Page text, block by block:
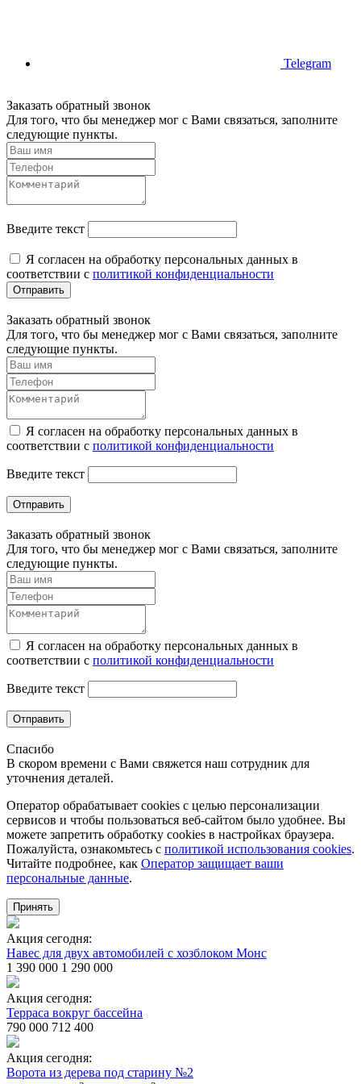
Telegram
Заказать обратный звонок
Для того, что бы менеджер мог с Вами связаться, заполните
следующие пункты.
Введите текст
Я согласен на обработку персональных данных в
соответствии с политикой конфиденциальности
Отправить
Заказать обратный звонок
Для того, что бы менеджер мог с Вами связаться, заполните
следующие пункты.
Я согласен на обработку персональных данных в
соответствии с политикой конфиденциальности
Введите текст
Отправить
Заказать обратный звонок
Для того, что бы менеджер мог с Вами связаться, заполните
следующие пункты.
Я согласен на обработку персональных данных в
соответствии с политикой конфиденциальности
Введите текст
Отправить
Спасибо
В скором времени с Вами свяжется наш сотрудник для
уточнения деталей.
Оператор обрабатывает cookies с целью персонализации
сервисов и чтобы пользоваться веб-сайтом было удобнее. Вы
можете запретить обработку сookies в настройках браузера.
Пожалуйста, ознакомьтесь с политикой использования cookies.
Читайте подробнее, как Оператор защищает ваши
персональные данные.
Принять
Акция сегодня:
Навес для двух автомобилей с хозблоком Монс
1 390 000 1 290 000
Акция сегодня:
Терраса вокруг бассейна
790 000 712 400
Акция сегодня:
Ворота из дерева под старину №2